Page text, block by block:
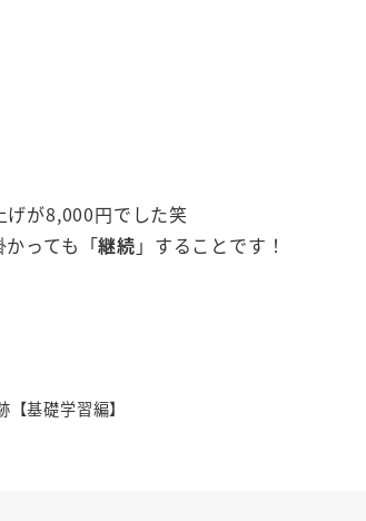
げが8,000円でした笑
っても「継続 」することです！
基礎学習編】